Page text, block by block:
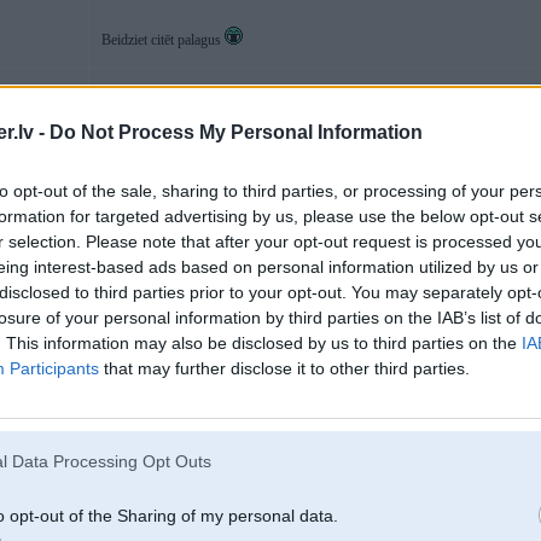
- Do Not Process My Personal Information
opt-out of the sale, sharing to third parties, or processing of your
for targeted advertising by us, please use the below opt-out
selection. Please note that after your opt-out request is processed
interest-based ads based on personal information utilized by us
to third parties prior to your opt-out. You may separately
of your personal information by third parties on the IAB’s list of
This information may also be disclosed by us to third parties on the
Participants that may further disclose it to other third parties.
Data Processing Opt Outs
opt-out of the Sharing of my personal data.
Beidziet citēt palagus
13. Dec 2024, 07:09
13 Dec 2024, 07:04:48@CP17rakstīja:
13 Dec 2024, 07:00:30@Jurka88rakstīja:
12 Dec 2024, 23:18:57@Rockstarrakstīja:
08 Dec 2024, 13:22:13@Jurka88rakstīja: